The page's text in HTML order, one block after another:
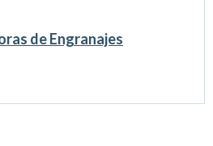
de Engranajes